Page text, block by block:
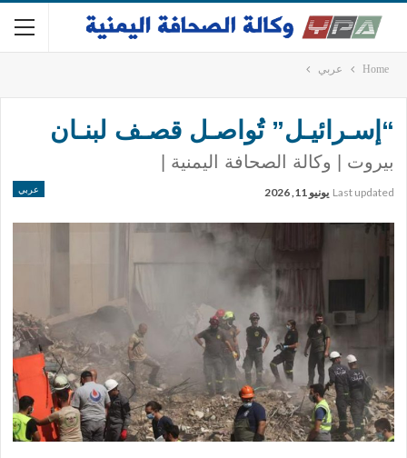
Home عربي
“إسـرائيـل” تُواصـل قصـف لبنـان
بيروت | وكالة الصحافة اليمنية |
عربي Last updated يونيو 11, 2026